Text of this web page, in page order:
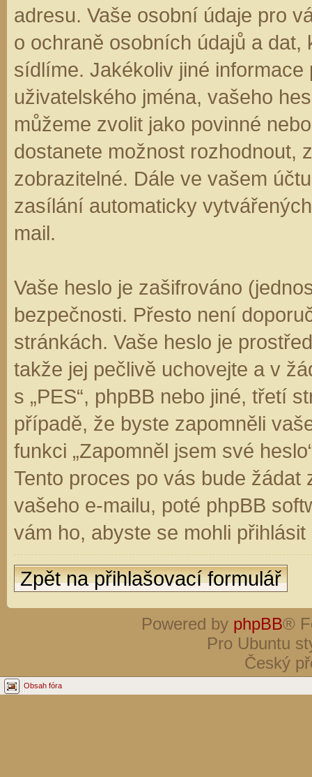
adresu. Vaše osobní údaje pro
o ochraně osobních údajů a
sídlíme. Jakékoliv jiné informace
uživatelského jména, vašeho
můžeme zvolit jako povinné
dostanete možnost rozhodnout,
zobrazitelné. Dále ve vašem
zasílání automaticky
mail.
Vaše heslo je zašifrováno
bezpečnosti. Přesto není
stránkách. Vaše heslo je
takže jej pečlivě uchovejte a v
s „PES“, phpBB nebo jiné, třetí
případě, že byste zapomněli
funkci „Zapomněl jsem své
Tento proces po vás bude
vašeho e-mailu, poté phpBB
vám ho, abyste se mohli
Zpět na přihlašovací formulář
Powered by phpBB®
Pro Ubuntu
Český
Obsah fóra